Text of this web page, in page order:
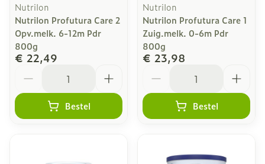
Nutrilon
Nutrilon Profutura Care 2
Opv.melk. 6-12m Pdr
800g
€ 22,49
Bestel
Nutrilon
Nutrilon Profutura Care 1
Zuig.melk. 0-6m Pdr
800g
€ 23,98
Bestel